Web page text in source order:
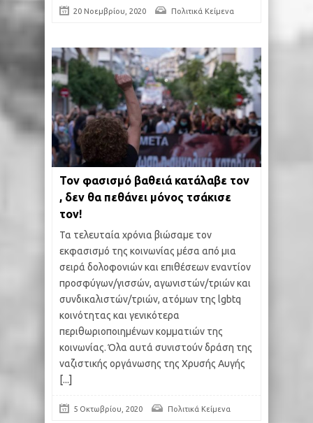
20 Νοεμβρίου, 2020 Πολιτικά Κείμενα
Τον φασισμό βαθειά κατάλαβε τον
, δεν θα πεθάνει μόνος τσάκισε
τον!
Τα τελευταία χρόνια βιώσαμε τον
εκφασισμό της κοινωνίας μέσα από μια
σειρά δολοφονιών και επιθέσεων εναντίον
προσφύγων/γισσών, αγωνιστών/τριών και
συνδικαλιστών/τριών, ατόμων της lgbtq
κοινότητας και γενικότερα
περιθωριοποιημένων κομματιών της
κοινωνίας. Όλα αυτά συνιστούν δράση της
ναζιστικής οργάνωσης της Χρυσής Αυγής
[...]
5 Οκτωβρίου, 2020 Πολιτικά Κείμενα